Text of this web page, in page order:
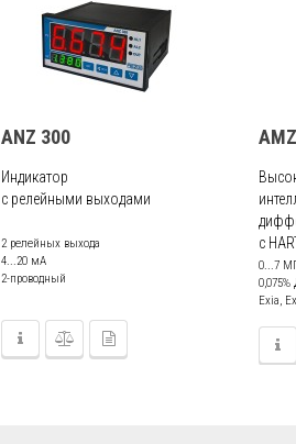
ANZ 300
Индикатор
с релейными выходами
2 релейных выхода
4...20 мA
2-проводный
с
0...7
0,075%
Exia,